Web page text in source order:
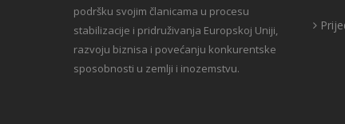
podršku svojim članicama u procesu
stabilizacije i pridruživanja Europskoj Uniji,
razvoju biznisa i povećanju konkurentske
sposobnosti u zemlji i inozemstvu.